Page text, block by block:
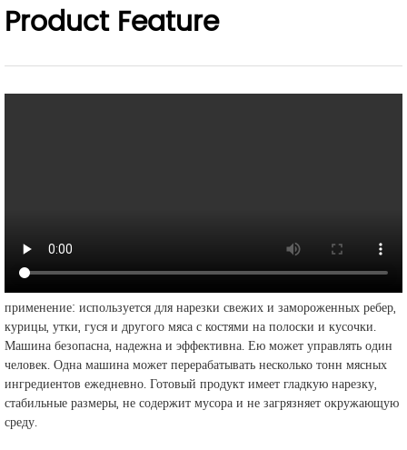
Product Feature
применение: используется для нарезки свежих и замороженных ребер,
курицы, утки, гуся и другого мяса с костями на полоски и кусочки.
Машина безопасна, надежна и эффективна. Ею может управлять один
человек. Одна машина может перерабатывать несколько тонн мясных
ингредиентов ежедневно. Готовый продукт имеет гладкую нарезку,
стабильные размеры, не содержит мусора и не загрязняет окружающую
среду.